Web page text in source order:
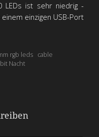
LEDs ist sehr niedrig -
einzigen USB-Port
rgb leds cable
Nacht